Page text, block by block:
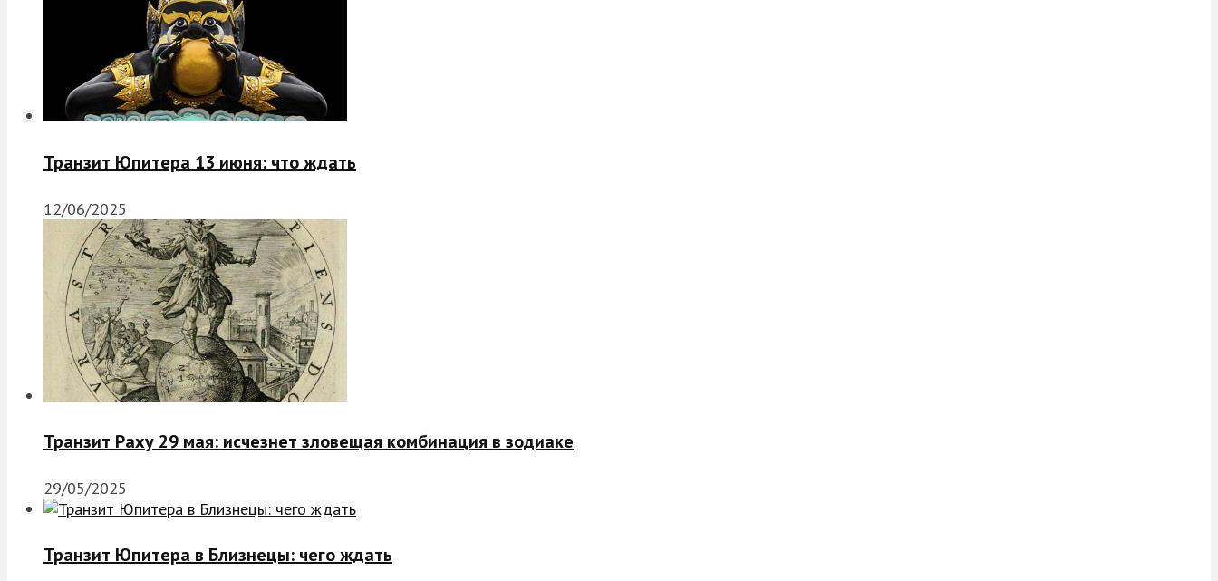
Транзит Юпитера 13 июня: что ждать
12/06/2025
Транзит Раху 29 мая: исчезнет зловещая комбинация в зодиаке
29/05/2025
Транзит Юпитера в Близнецы: чего ждать